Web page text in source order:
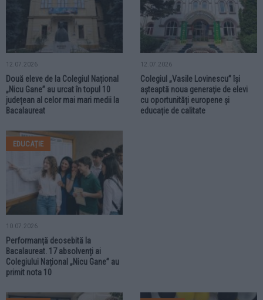
12.07.2026
Două eleve de la Colegiul Național
„Nicu Gane” au urcat în topul 10
județean al celor mai mari medii la
Bacalaureat
12.07.2026
Colegiul „Vasile Lovinescu” își
așteaptă noua generație de elevi
cu oportunități europene și
educație de calitate
EDUCAȚIE
10.07.2026
Performanță deosebită la
Bacalaureat. 17 absolvenți ai
Colegiului Național „Nicu Gane” au
primit nota 10